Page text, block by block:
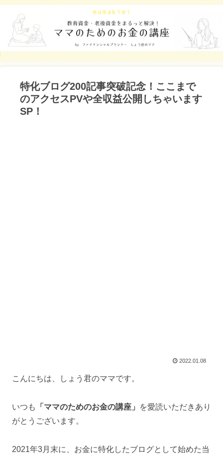
特化ブログ200記事突破記念！ここまで
のアクセスPVや全収益公開しちゃいます
SP！
2022.01.08
こんにちは、しょう君のママです。
いつも 「ママのためのお金の講座」
を愛読いただきあり
がとうございます。
2021年3月末に、お金に特化したブログとして始めた当